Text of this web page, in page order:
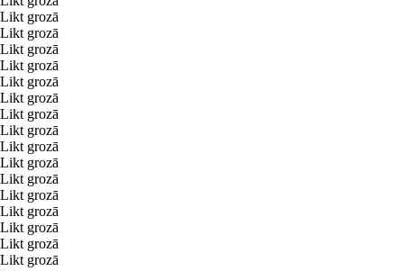
Likt grozā
Likt grozā
Likt grozā
Likt grozā
Likt grozā
Likt grozā
Likt grozā
Likt grozā
Likt grozā
Likt grozā
Likt grozā
Likt grozā
Likt grozā
Likt grozā
Likt grozā
Likt grozā